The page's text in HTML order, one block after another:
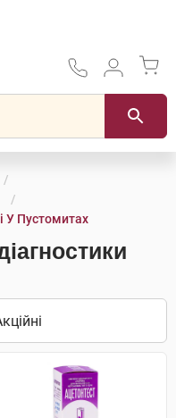
У Пустомитах